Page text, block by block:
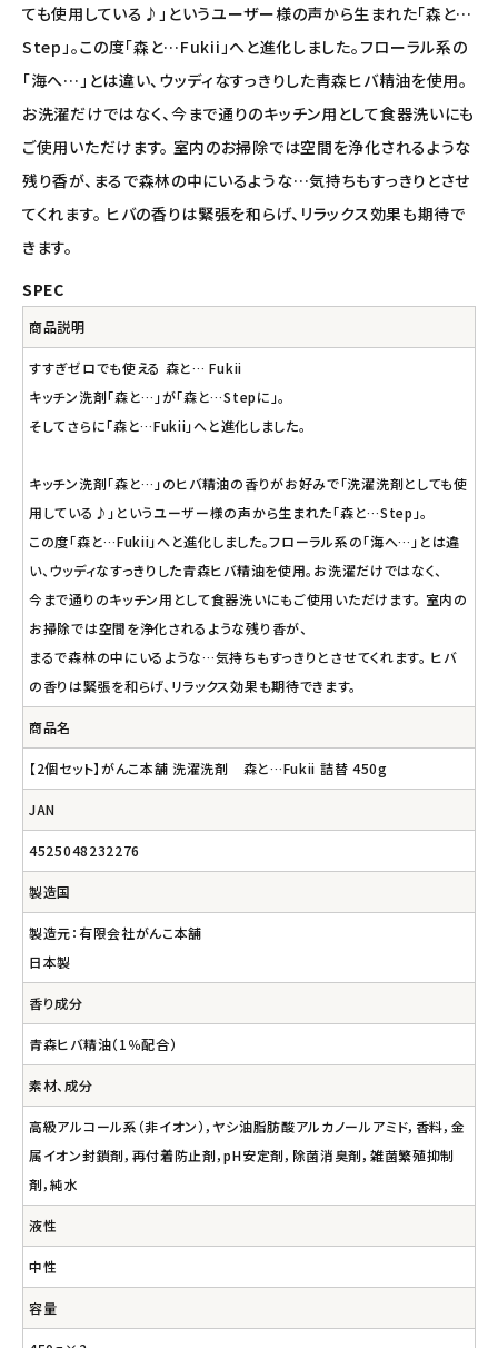
アルモニベルツ
コラム・スタッフのおすすめ
アカウント情報
ようこそ ゲスト 様
ても使用している♪」というユーザー様の声から生まれた「森と…
Step」。この度「森と…Fukii」へと進化しました。フローラル系の
「海へ…」とは違い、ウッディなすっきりした青森ヒバ精油を使用。
お洗濯だけではなく、今まで通りのキッチン用として食器洗いにも
ご使用いただけます。 室内のお掃除では空間を浄化されるような
残り香が、まるで森林の中にいるような…気持ちもすっきりとさせ
てくれます。 ヒバの香りは緊張を和らげ、リラックス効果も期待で
きます。
SPEC
商品説明
すすぎゼロでも使える 森と… Fukii
キッチン洗剤「森と…」が「森と…Stepに」。
そしてさらに「森と…Fukii」へと進化しました。
キッチン洗剤「森と…」のヒバ精油の香りがお好みで「洗濯洗剤としても使
用している♪」というユーザー様の声から生まれた「森と…Step」。
この度「森と…Fukii」へと進化しました。フローラル系の「海へ…」とは違
い、ウッディなすっきりした青森ヒバ精油を使用。お洗濯だけではなく、
今まで通りのキッチン用として食器洗いにもご使用いただけます。 室内の
お掃除では空間を浄化されるような残り香が、
まるで森林の中にいるような…気持ちもすっきりとさせてくれます。 ヒバ
の香りは緊張を和らげ、リラックス効果も期待できます。
商品名
【2個セット】がんこ本舗 洗濯洗剤 森と…Fukii 詰替 450g
JAN
4525048232276
製造国
製造元：有限会社がんこ本舗
日本製
香り成分
青森ヒバ精油（1％配合）
素材、成分
高級アルコール系（非イオン），ヤシ油脂肪酸アルカノールアミド，香料，金
属イオン封鎖剤，再付着防止剤，pH安定剤，除菌消臭剤，雑菌繁殖抑制
剤，純水
液性
中性
容量